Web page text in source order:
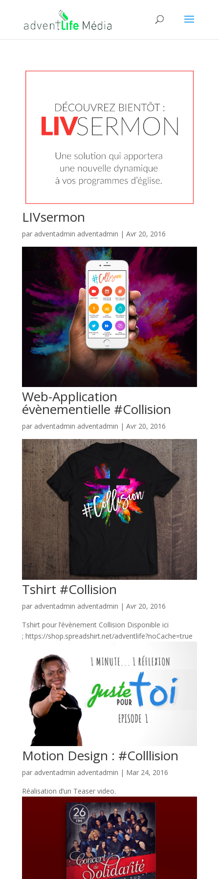
LIVsermon
par adventadmin adventadmin | Avr 20, 2016
Web-Application
évènementielle #Collision
par adventadmin adventadmin | Avr 20, 2016
Tshirt #Collision
par adventadmin adventadmin | Avr 20, 2016
Tshirt pour l’évènement Collision Disponible ici
; https://shop.spreadshirt.net/adventlife?noCache=true
Motion Design : #Colllision
par adventadmin adventadmin | Mar 24, 2016
Réalisation d’un Teaser video.